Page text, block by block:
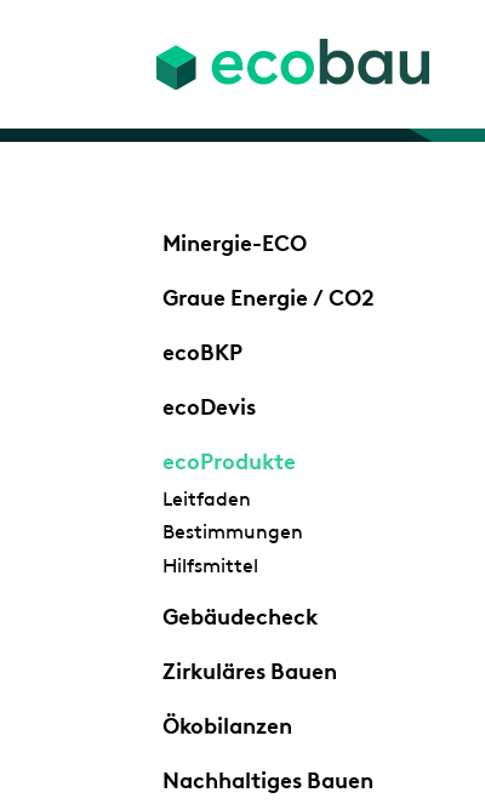
Minergie-ECO
Graue Energie / CO2
ecoBKP
ecoDevis
ecoProdukte
Leitfaden
Bestimmungen
Hilfsmittel
Gebäudecheck
Zirkuläres Bauen
Ökobilanzen
Nachhaltiges Bauen